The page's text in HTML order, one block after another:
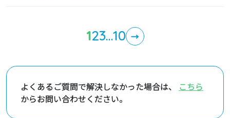
ット予約を開始いたします。（復路も同条件での受
ラックドライバー様に提供しているお部屋ですが、
一般販売している場合は、どなたでもご利用いただ
123…10 →
よくあるご質問で解決しなかった場合は、 こちら
からお問い合わせください。